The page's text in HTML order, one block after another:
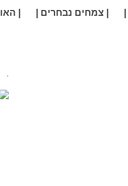
| צמחים נבחרים | |